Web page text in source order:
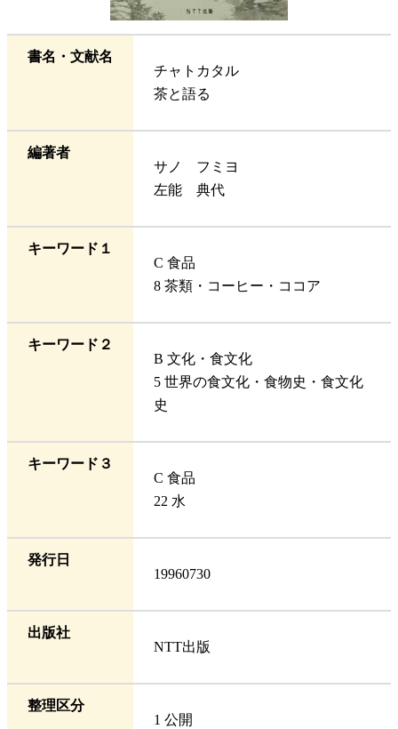
書名・文献名
チャトカタル
茶と語る
編著者
サノ フミヨ
左能 典代
キーワード１
C 食品
8 茶類・コーヒー・ココア
キーワード２
B 文化・食文化
5 世界の食文化・食物史・食文化
史
キーワード３
C 食品
22 水
発行日
19960730
出版社
NTT出版
整理区分
1 公開